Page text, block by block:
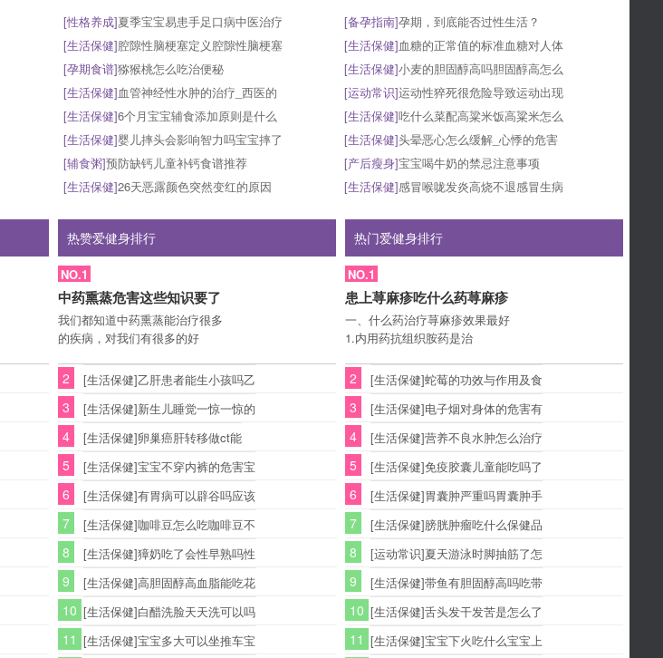
[性格养成]夏季宝宝易患手足口病中医治疗
[生活保健]腔隙性脑梗塞定义腔隙性脑梗塞
[孕期食谱]猕猴桃怎么吃治便秘
[生活保健]血管神经性水肿的治疗_西医的
[生活保健]6个月宝宝辅食添加原则是什么
[生活保健]婴儿摔头会影响智力吗宝宝摔了
[辅食粥]预防缺钙儿童补钙食谱推荐
[生活保健]26天恶露颜色突然变红的原因
[备孕指南]孕期，到底能否过性生活？
[生活保健]血糖的正常值的标准血糖对人体
[生活保健]小麦的胆固醇高吗胆固醇高怎么
[运动常识]运动性猝死很危险导致运动出现
[生活保健]吃什么菜配高粱米饭高粱米怎么
[生活保健]头晕恶心怎么缓解_心悸的危害
[产后瘦身]宝宝喝牛奶的禁忌注意事项
[生活保健]感冒喉咙发炎高烧不退感冒生病
热赞爱健身排行
NO.1
中药熏蒸危害这些知识要了
我们都知道中药熏蒸能治疗很多
的疾病，对我们有很多的好
2 [生活保健]乙肝患者能生小孩吗乙
3 [生活保健]新生儿睡觉一惊一惊的
4 [生活保健]卵巢癌肝转移做ct能
5 [生活保健]宝宝不穿内裤的危害宝
6 [生活保健]有胃病可以辟谷吗应该
7 [生活保健]咖啡豆怎么吃咖啡豆不
8 [生活保健]獐奶吃了会性早熟吗性
9 [生活保健]高胆固醇高血脂能吃花
10 [生活保健]白醋洗脸天天洗可以吗
11 [生活保健]宝宝多大可以坐推车宝
热门爱健身排行
NO.1
患上荨麻疹吃什么药荨麻疹
一、什么药治疗荨麻疹效果最好
1.内用药抗组织胺药是治
2 [生活保健]蛇莓的功效与作用及食
3 [生活保健]电子烟对身体的危害有
4 [生活保健]营养不良水肿怎么治疗
5 [生活保健]免疫胶囊儿童能吃吗了
6 [生活保健]胃囊肿严重吗胃囊肿手
7 [生活保健]膀胱肿瘤吃什么保健品
8 [运动常识]夏天游泳时脚抽筋了怎
9 [生活保健]带鱼有胆固醇高吗吃带
10 [生活保健]舌头发干发苦是怎么了
11 [生活保健]宝宝下火吃什么宝宝上